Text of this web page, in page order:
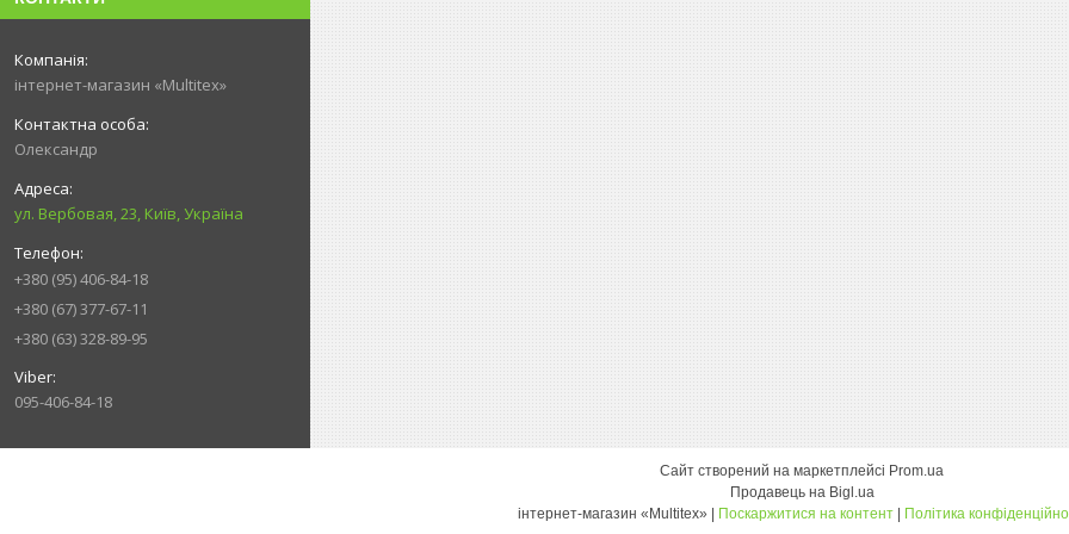
інтернет-магазин «Multitex»
Олександр
ул. Вербовая, 23, Київ, Україна
+380 (95) 406-84-18
+380 (67) 377-67-11
+380 (63) 328-89-95
095-406-84-18
Сайт створений на маркетплейсі Prom.ua
Продавець на Bigl.ua
Поскаржитися на контент Політика